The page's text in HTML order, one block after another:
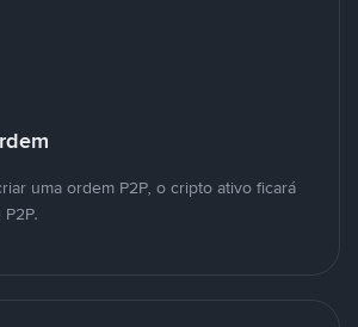
uma ordem P2P, o cripto ativo ficará